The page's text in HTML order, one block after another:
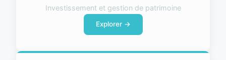
Investissement et gestion de patrimoine
Explorer →